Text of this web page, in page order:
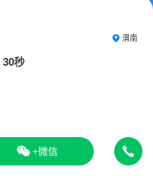
渭南
30秒
+微信